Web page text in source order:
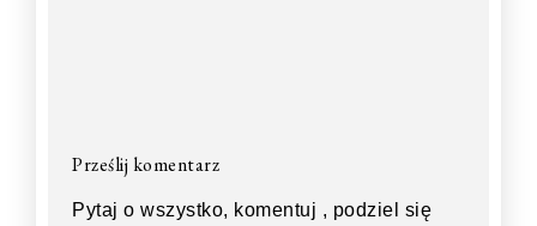
Prześlij komentarz
Pytaj o wszystko, komentuj , podziel się